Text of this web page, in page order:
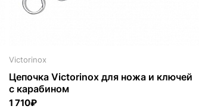
Victorinox
Цепочка Victorinox для ножа и ключей
с карабином
1 710₽